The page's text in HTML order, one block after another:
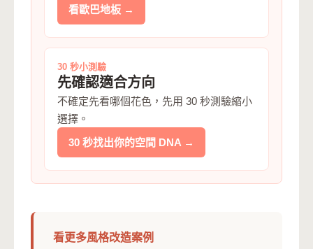
看歐巴地板 →
30 秒小測驗
先確認適合方向
不確定先看哪個花色，先用 30 秒測驗縮小
選擇。
30 秒找出你的空間 DNA →
看更多風格改造案例